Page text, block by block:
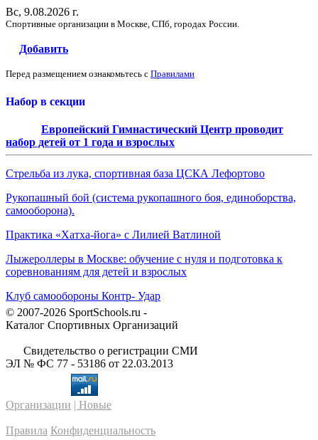
Вс, 9.08.2026 г.
Спортивные организации в Москве, СПб, городах России.
Добавить
Перед размещением ознакомьтесь с Правилами
Набор в секции
Европейский Гимнастический Центр проводит
набор детей от 1 года и взрослых
Стрельба из лука, спортивная база ЦСКА Лефортово
Рукопашный бой (система рукопашного боя, единоборства,
самооборона).
Практика «Хатха-йога» с Лилией Ватлиной
Лыжероллеры в Москве: обучение с нуля и подготовка к
соревнованиям для детей и взрослых
Клуб самообороны Контр- Удар
© 2007-2026 SportSchools.ru -
Каталог Спортивных Организаций
Свидетельство о регистрации СМИ
ЭЛ № ФС 77 - 53186 от 22.03.2013
Организации | Новые
Правила Конфиденциальность